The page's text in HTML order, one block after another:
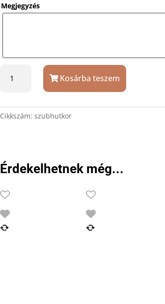
Megjegyzés
alakú
saját
Kosárba teszem
Cikkszám: szubhutkor
Érdekelhetnek még...